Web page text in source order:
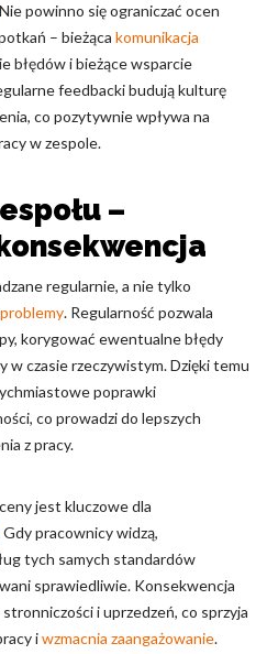
powinno się ograniczać ocen
– bieżąca komunikacja
błędów i bieżące wsparcie
feedbacki budują kulturę
co pozytywnie wpływa na
w zespole.
–
regularnie, a nie tylko
. Regularność pozwala
korygować ewentualne błędy
w czasie rzeczywistym. Dzięki temu
poprawki
co prowadzi do lepszych
z pracy.
jest kluczowe dla
Gdy pracownicy widzą,
tych samych standardów
sprawiedliwie. Konsekwencja
i uprzedzeń, co sprzyja
iwzmacnia zaangażowanie.